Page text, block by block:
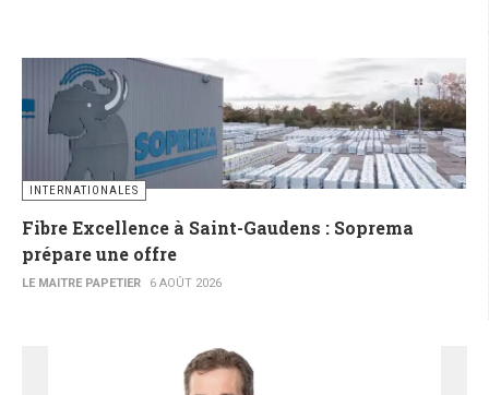
INTERNATIONALES
Fibre Excellence à Saint-Gaudens : Soprema
prépare une offre
LE MAITRE PAPETIER 6 AOÛT 2026